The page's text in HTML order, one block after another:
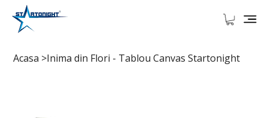
Acasa >Inima din Flori - Tablou Canvas Startonight